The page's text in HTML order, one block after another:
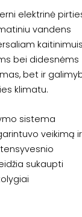
elektrinė
vandens
bei didesnėms
bet ir
klimatu.
sistema
veikimą ir
sukaupti